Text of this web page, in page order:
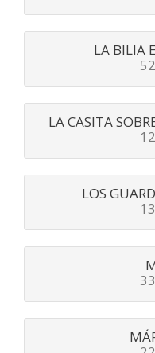
LA BILIA
LA CASITA
LOS